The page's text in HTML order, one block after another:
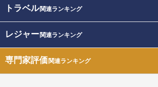
トラベル関連ランキング
レジャー関連ランキング
専門家評価関連ランキング